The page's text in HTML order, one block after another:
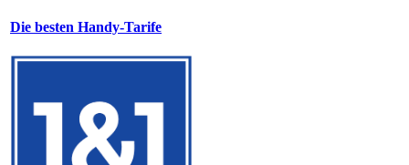
Die besten Handy-Tarife